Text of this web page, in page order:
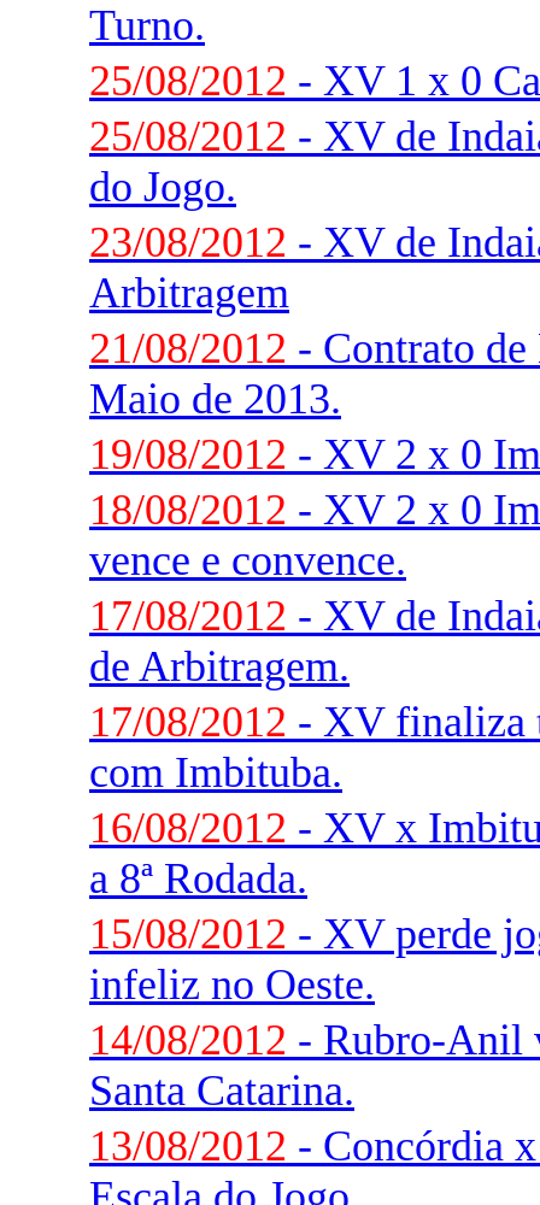
Turno.
25/08/2012 - XV 1 x 0
25/08/2012 - XV de
do Jogo.
23/08/2012 - XV de
Arbitragem
21/08/2012 - Contrato
Maio de 2013.
19/08/2012 - XV 2 x 0
18/08/2012 - XV 2 x 0
vence e convence.
17/08/2012 - XV de
de Arbitragem.
17/08/2012 - XV finaliza
com Imbituba.
16/08/2012 - XV x
a 8ª Rodada.
15/08/2012 - XV perde
infeliz no Oeste.
14/08/2012 - Rubro-Anil
Santa Catarina.
13/08/2012 - Concórdia